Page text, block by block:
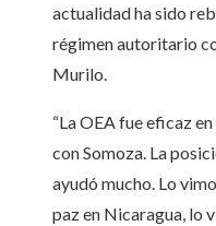
actualidad ha sido
régimen autoritario
Murilo.
“La OEA fue eficaz
con Somoza. La
ayudó mucho. Lo
paz en Nicaragua, lo